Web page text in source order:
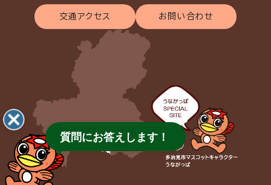
交通アクセス お問い合わせ
質問にお答えします！